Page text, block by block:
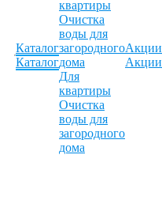
Каталог
Каталог
квартиры
Очистка
воды для
загородного
дома
Для
квартиры
Очистка
воды для
загородного
дома
Акции
Акции